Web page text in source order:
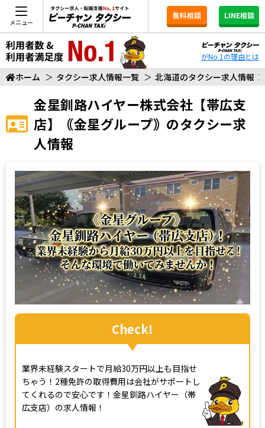
メニュー
無料相談 LINE相談
がNo.1の理由とは
ホーム ＞ タクシー求人情報一覧 ＞ 北海道のタクシー求人情報 ＞
金星釧路ハイヤー株式会社【帯広支
店】｟金星グループ｠ のタクシー求
人情報
Check!
業界未経験スタートで月給30万円以上も目指せ
ちゃう！2種免許の取得費用は会社がサポートし
てくれるので安心です！金星釧路ハイヤー（帯
広支店）の求人情報！